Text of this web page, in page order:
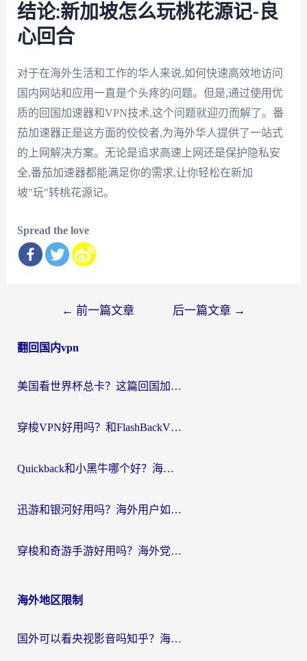
结论:新加坡怎么玩桃花源记-良
心回合
对于在海外生活和工作的华人来说,如何快速高效地访问
国内网站和应用一直是个头疼的问题。但是,通过使用优
质的回国加速器和VPN技术,这个问题就迎刃而解了。番
茄加速器正是这方面的佼佼者,为海外华人提供了一站式
的上网解决方案。无论是追求高速上网还是保护隐私安
全,番茄加速器都能满足你的需求,让你轻松在新加
坡"玩"转桃花源记。
Spread the love
导
← 前一篇文章 后一篇文章 →
翻回国内vpn
美国看世界杯总卡？这篇回国加速器指南帮你无缝刷国内资源（附苹果手机VPN设置步骤）
穿梭VPN好用吗？和FlashBackVPN对比哪个回国效果更好？
Quickback和小黑牛哪个好？海外党亲测指南，选对回国加速器秒回国内
迅游和银河好用吗？海外用户如何选择回国加速器实现无缝访问国内资源
穿梭和奇游手游好用吗？海外党亲测3款回国加速器，附蜜蜂加速器七天试用攻略
海外地区限制
国外可以看央视影音吗知乎？海外党亲测有效的回国加速方案